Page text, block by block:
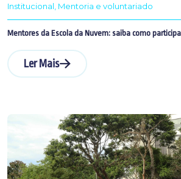
Institucional Mentoria e voluntariado
Mentores da Escola da Nuvem: saiba como
Ler Mais